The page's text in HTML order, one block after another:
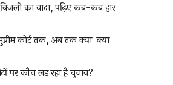
बिजली का वादा, पढ़िए कब-कब हार
कोर्ट तक, अब तक क्या-क्या
पर कौन लड़ रहा है चुनाव?